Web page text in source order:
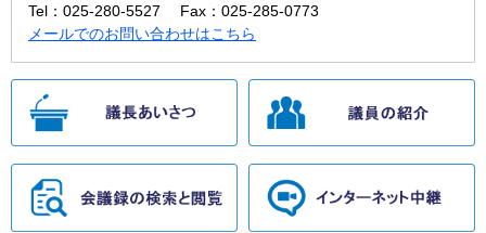
Tel：025-280-5527
Fax：025-285-0773
メールでのお問い合わせはこちら